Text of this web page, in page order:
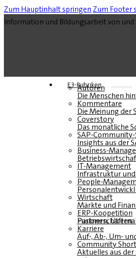
Zum Hauptinhalt springen Zum Footer
Information und Bildungsarbeit von und
E3-Rubriken
Autoren
Die Menschen
Kommentare
Die Meinung der
Coverstory
Das monatliche
SAP-Community-
Insights aus der
Business-
IT-Management
Infrastruktur
People-
Wirtschaft
Märkte und
ERP-Koopetition
Fusionen, Übernahmen und Partnerschaften
Karriere
Auf-, Ab-, Um-
Community
Aktuelles aus